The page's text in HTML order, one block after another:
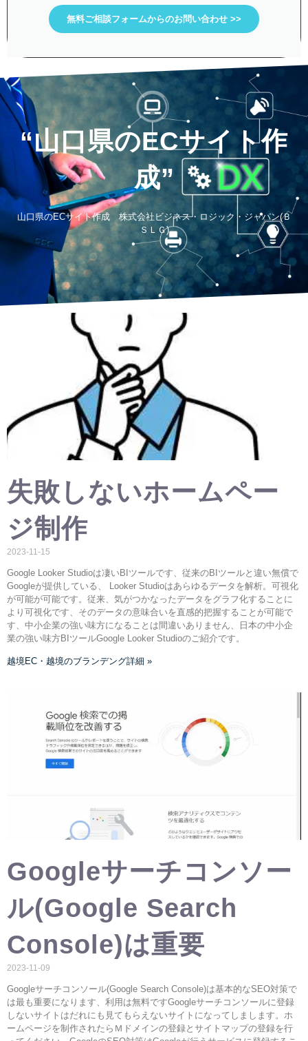
無料ご相談フォームからのお問い合わせ >>
“山口県のECサイト作
成”
山口県のECサイト作成 株式会社ビジネス・ロジック・ジャパン(Ｂ
ＳＬＧ)
失敗しないホームペー
ジ制作
2023-11-15
Google Looker Studioは凄いBIツールです、従来のBIツールと違い無償で
Googleが提供している、 Looker Studioはあらゆるデータを解析。可視化
が可能が可能です。従来、気がつかなったデータをグラフ化することに
より可視化です、そのデータの意味合いを直感的把握することが可能で
す、中小企業の強い味方になることは間違いありません、日本の中小企
業の強い味方BIツールGoogle Looker Studioのご紹介です。
越境EC・越境のブランデング詳細 »
Googleサーチコンソー
ル(Google Search
Console)は重要
2023-11-09
Googleサーチコンソール(Google Search Console)は基本的なSEO対策で
は最も重要になります、利用は無料ですGoogleサーチコンソールに登録
しないサイトはだれにも見てもらえないサイトになってしまします。ホ
ームページを制作されたらＭドメインの登録とサイトマップの登録を行